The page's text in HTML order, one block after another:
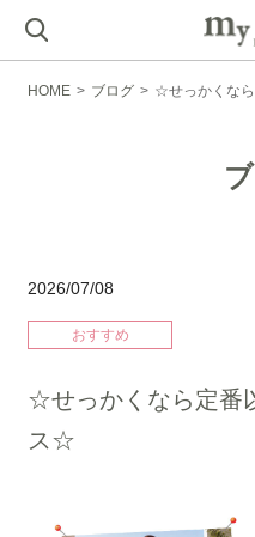
HOME > ブログ > ☆せっかくな
2026/07/08
おすすめ
☆せっかくなら定番
ス☆